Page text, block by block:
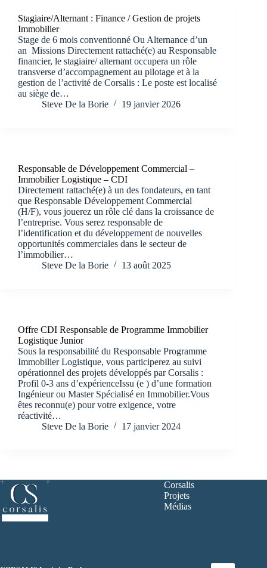
Stagiaire/Alternant : Finance / Gestion de projets
Immobilier
Stage de 6 mois conventionné Ou Alternance d’un
an Missions Directement rattaché(e) au Responsable
financier, le stagiaire/ alternant occupera un rôle
transverse d’accompagnement au pilotage et à la
gestion de l’activité de Corsalis : Le poste est localisé
au siège de…
Steve De la Borie
19 janvier 2026
Responsable de Développement Commercial –
Immobilier Logistique – CDI
Directement rattaché(e) à un des fondateurs, en tant
que Responsable Développement Commercial
(H/F), vous jouerez un rôle clé dans la croissance de
l’entreprise. Vous serez responsable de
l’identification et du développement de nouvelles
opportunités commerciales dans le secteur de
l’immobilier…
Steve De la Borie
13 août 2025
Offre CDI Responsable de Programme Immobilier
Logistique Junior
Sous la responsabilité du Responsable Programme
Immobilier Logistique, vous participerez au suivi
opérationnel des projets développés par Corsalis :
Profil 0-3 ans d’expérienceIssu (e ) d’une formation
Ingénieur ou Master Spécialisé en Immobilier.Vous
êtes reconnu(e) pour votre exigence, votre
réactivité…
Steve De la Borie
17 janvier 2024
Corsalis
Projets
Médias